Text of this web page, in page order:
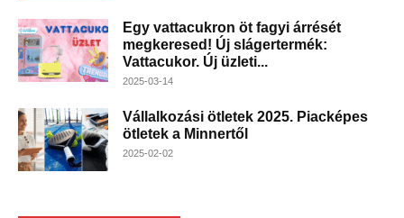
Egy vattacukron öt fagyi árrését
megkeresed! Új slágertermék:
Vattacukor. Új üzleti...
2025-03-14
Vállalkozási ötletek 2025. Piacképes
ötletek a Minnertől
2025-02-02